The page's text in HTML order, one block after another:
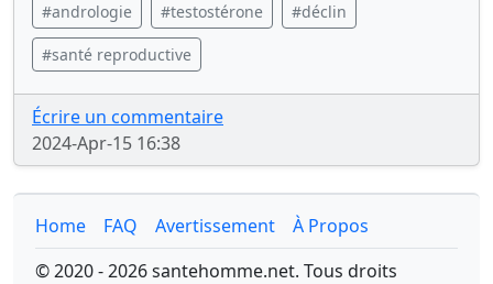
#andrologie #testostérone #déclin
#santé reproductive
Écrire un commentaire
2024-Apr-15 16:38
Home FAQ Avertissement
À Propos
© 2020 - 2026 santehomme.net. Tous droits